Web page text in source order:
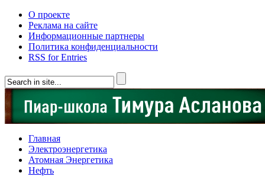
О проекте
Реклама на сайте
Информационные партнеры
Политика конфиденциальности
RSS for Entries
Главная
Электроэнергетика
Атомная Энергетика
Нефть